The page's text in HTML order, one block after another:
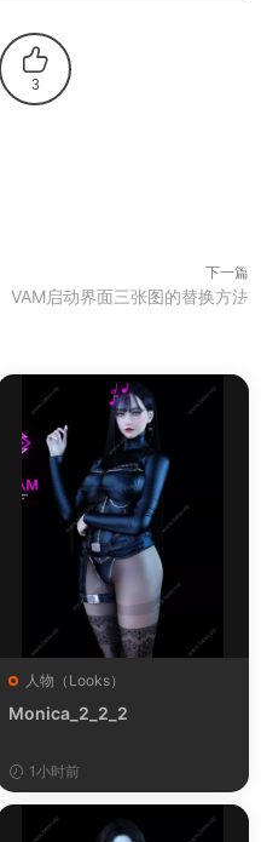
3
下一篇
VAM启动界面三张图的替换方法
人物（Looks）
Monica_2_2_2
1小时前